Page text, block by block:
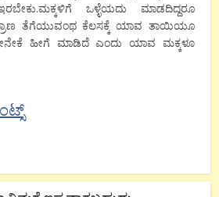
ಒಳ್ಳೆಯದು ಮಾಡದಿದ್ದರೂ
ತೆಗೆಯುವಂಥ ಕೆಲಸಕ್ಕೆ ಯಾವ ತಾಯಿಯೂ
ಹೀಗೆ ಮಾಡಿದೆ ಎಂದು ಯಾವ ಮಕ್ಕಳೂ